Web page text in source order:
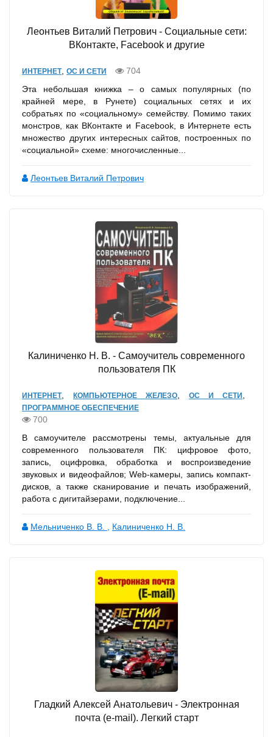
Леонтьев Виталий Петрович - Социальные сети:
ВКонтакте, Facebook и другие
ИНТЕРНЕТ, ОС И СЕТИ
704
Эта небольшая книжка – о самых популярных (по
крайней мере, в Рунете) социальных сетях и их
собратьях по «социальному» семейству. Помимо таких
монстров, как ВКонтакте и Facebook, в Интернете есть
множество других интересных сайтов, построенных по
«социальной» схеме: многочисленные...
Леонтьев Виталий Петрович
Калиниченко Н. В. - Самоучитель современного
пользователя ПК
ИНТЕРНЕТ, КОМПЬЮТЕРНОЕ ЖЕЛЕЗО, ОС И СЕТИ ,
ПРОГРАММНОЕ ОБЕСПЕЧЕНИЕ
700
В самоучителе рассмотрены темы, актуальные для
современного пользователя ПК: цифровое фото,
запись, оцифровка, обработка и воспроизведение
звуковых и видеофайлов; Web-камеры, запись компакт-
дисков, а также сканирование и печать изображений,
работа с дигитайзерами, подключение...
Мельниченко В. В. , Калиниченко Н. В.
Гладкий Алексей Анатольевич - Электронная
почта (e-mail). Легкий старт